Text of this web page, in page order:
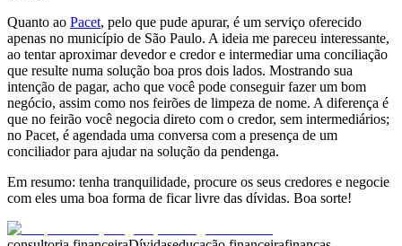
Quanto ao Pacet, pelo que pude apurar, é um serviço oferecido
apenas no município de São Paulo. A ideia me pareceu interessante,
ao tentar aproximar devedor e credor e intermediar uma conciliação
que resulte numa solução boa pros dois lados. Mostrando sua
intenção de pagar, acho que você pode conseguir fazer um bom
negócio, assim como nos feirões de limpeza de nome. A diferença é
que no feirão você negocia direto com o credor, sem intermediários;
no Pacet, é agendada uma conversa com a presença de um
conciliador para ajudar na solução da pendenga.
Em resumo: tenha tranquilidade, procure os seus credores e negocie
com eles uma boa forma de ficar livre das dívidas. Boa sorte!